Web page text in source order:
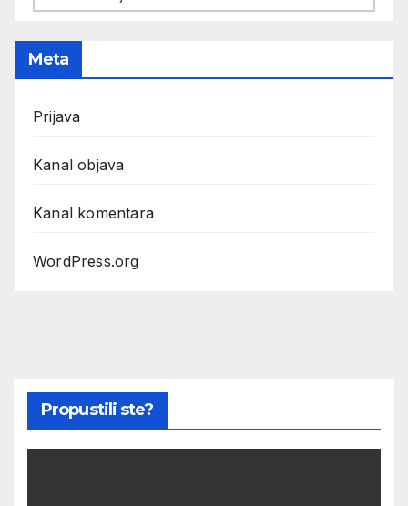
Meta
Prijava
Kanal objava
Kanal komentara
WordPress.org
Propustili ste?